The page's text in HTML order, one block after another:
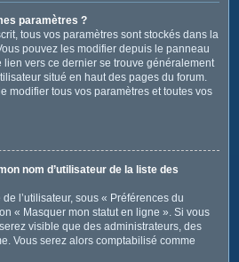
paramètres ?
tous vos paramètres sont stockés dans la
pouvez les modifier depuis le panneau
lien vers ce dernier se trouve généralement
situé en haut des pages du forum.
modifier tous vos paramètres et toutes vos
nom d’utilisateur de la liste des
l’utilisateur, sous « Préférences du
« Masquer mon statut en ligne ». Si vous
visible que des administrateurs, des
Vous serez alors comptabilisé comme